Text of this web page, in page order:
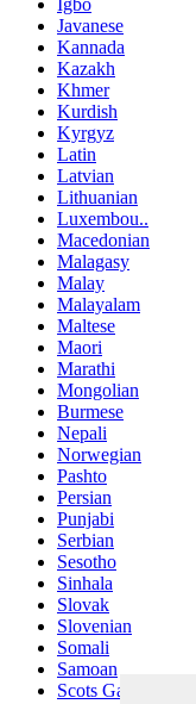
Javanese
Kannada
Kazakh
Khmer
Kurdish
Kyrgyz
Latin
Latvian
Lithuanian
Luxembou..
Macedonian
Malagasy
Malay
Malayalam
Maltese
Maori
Marathi
Mongolian
Burmese
Nepali
Norwegian
Pashto
Persian
Punjabi
Serbian
Sesotho
Sinhala
Slovak
Slovenian
Somali
Samoan
Scots Gaelic